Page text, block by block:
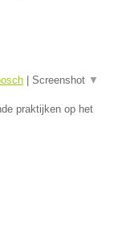
Screenshot ▼
praktijken op het